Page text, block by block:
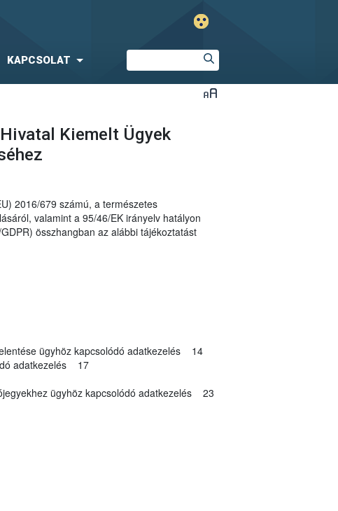
KAPCSOLAT
Kiemelt Ügyek
2016/679 számú, a természetes
valamint a 95/46/EK irányelv hatályon
összhangban az alábbi tájékoztatást
ügyhöz kapcsolódó adatkezelés 14
adatkezelés 17
ügyhöz kapcsolódó adatkezelés 23